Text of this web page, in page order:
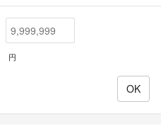
円